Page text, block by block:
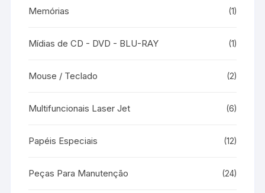
Memórias (1)
Mídias de CD - DVD - BLU-RAY (1)
Mouse / Teclado (2)
Multifuncionais Laser Jet (6)
Papéis Especiais (12)
Peças Para Manutenção (24)